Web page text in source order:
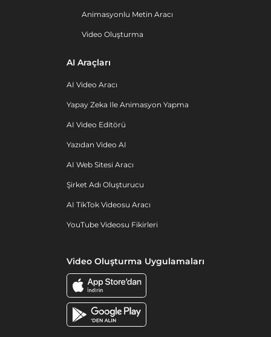
Animasyonlu Metin Aracı
Video Oluşturma
AI Araçları
AI Video Aracı
Yapay Zeka Ile Animasyon Yapma
AI Video Editörü
Yazıdan Video AI
AI Web Sitesi Aracı
Şirket Adı Oluşturucu
AI TikTok Videosu Aracı
YouTube Videosu Fikirleri
Video Oluşturma Uygulamaları